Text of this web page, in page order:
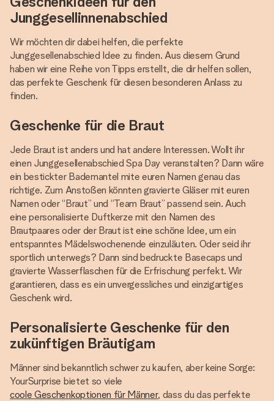
Junggesellinnenabschied
Wir möchten dir dabei helfen, die perfekte
Junggesellenabschied Idee zu finden. Aus diesem Grund
haben wir eine Reihe von Tipps erstellt, die dir helfen sollen,
das perfekte Geschenk für diesen besonderen Anlass zu
finden.
Geschenke für die Braut
Jede Braut ist anders und hat andere Interessen. Wollt ihr
einen Junggesellenabschied Spa Day veranstalten? Dann wäre
ein bestickter Bademantel mite euren Namen genau das
richtige. Zum Anstoßen könnten gravierte Gläser mit euren
Namen oder “Braut” und “Team Braut” passend sein. Auch
eine personalisierte Duftkerze mit den Namen des
Brautpaares oder der Braut ist eine schöne Idee, um ein
entspanntes Mädelswochenende einzuläuten. Oder seid ihr
sportlich unterwegs? Dann sind bedruckte Basecaps und
gravierte Wasserflaschen für die Erfrischung perfekt. Wir
garantieren, dass es ein unvergessliches und einzigartiges
Geschenk wird.
Personalisierte Geschenke für den
zukünftigen Bräutigam
Männer sind bekanntlich schwer zu kaufen, aber keine Sorge:
YourSurprise bietet so viele
coole Geschenkoptionen für Männer, dass du das perfekte